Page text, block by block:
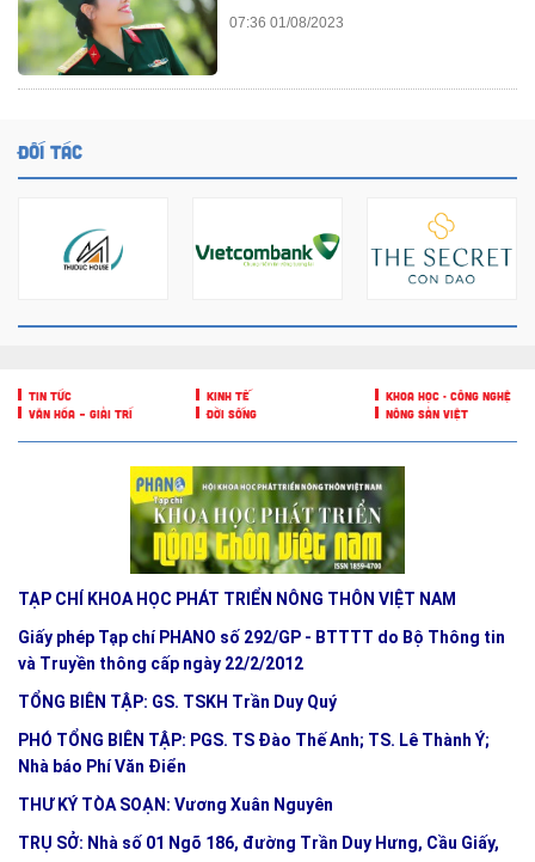
07:36 01/08/2023
ĐỐI TÁC
TIN TỨC KINH TẾ
KHOA HỌC - CÔNG NGHỆ
VĂN HÓA – GIẢI TRÍ
ĐỜI SỐNG NÔNG SẢN VIỆT
TẠP CHÍ KHOA HỌC PHÁT TRIỂN NÔNG THÔN VIỆT NAM
Giấy phép Tạp chí PHANO số 292/GP - BTTTT do Bộ Thông tin
và Truyền thông cấp ngày 22/2/2012
TỔNG BIÊN TẬP: GS. TSKH Trần Duy Quý
PHÓ TỔNG BIÊN TẬP: PGS. TS Đào Thế Anh; TS. Lê Thành Ý;
Nhà báo Phí Văn Điển
THƯ KÝ TÒA SOẠN: Vương Xuân Nguyên
TRỤ SỞ: Nhà số 01 Ngõ 186, đường Trần Duy Hưng, Cầu Giấy,